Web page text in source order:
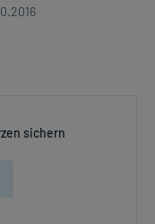
sichern